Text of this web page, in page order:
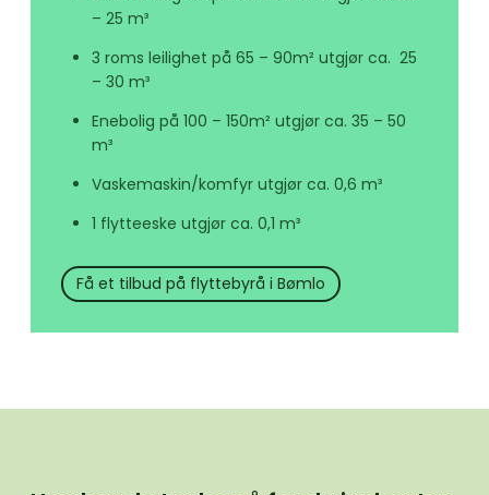
– 25 m³
3 roms leilighet på 65 – 90m² utgjør ca. 25
– 30 m³
Enebolig på 100 – 150m² utgjør ca. 35 – 50
m³
Vaskemaskin/komfyr utgjør ca. 0,6 m³
1 flytteeske utgjør ca. 0,1 m³
Få et tilbud på flyttebyrå i Bømlo